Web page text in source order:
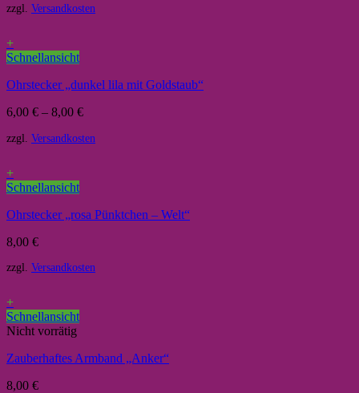
zzgl. Versandkosten
+
Schnellansicht
Ohrstecker „dunkel lila mit Goldstaub“
6,00 € – 8,00 €
zzgl. Versandkosten
+
Schnellansicht
Ohrstecker „rosa Pünktchen – Welt“
8,00 €
zzgl. Versandkosten
+
Schnellansicht
Nicht vorrätig
Zauberhaftes Armband „Anker“
8,00 €